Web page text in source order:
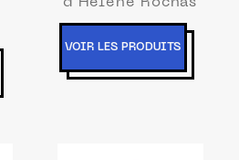
VOIR LES PRODUITS